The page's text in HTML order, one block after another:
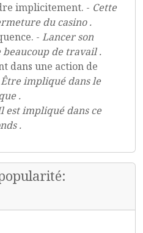
implicitement. - Cette
du casino .
- Lancer son
de travail .
dans une action de
Être impliqué dans le
.
est impliqué dans ce
.